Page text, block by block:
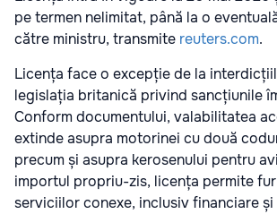
pe termen nelimitat, până la o
către ministru, transmite reuters.com.
Licența face o excepție de la
legislația britanică privind sancțiunile
Conform documentului, valabilitatea
extinde asupra motorinei cu două
precum și asupra kerosenului pentru
importul propriu-zis, licența permite
serviciilor conexe, inclusiv financiare